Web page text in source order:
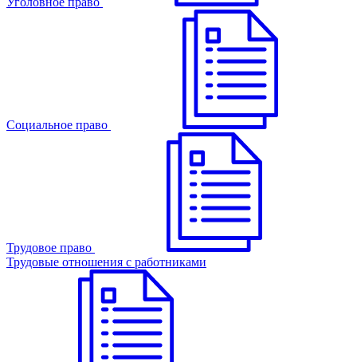
Cоциальное право
Трудовое право
Трудовые отношения с работниками